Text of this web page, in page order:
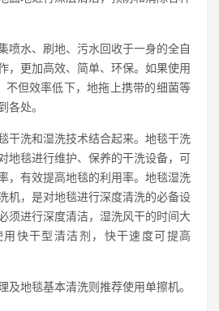
喷水、刷地、污水回收于一身的全自
，更加高效、简单、环保。如果使用
不但效率低下，地拖上携带的细菌等
各处。
干洗和湿洗技术结合起来。地毯干洗
地毯进行维护、保养的干洗设备，可
，有效提高地毯的利用率。地毯湿洗
机，是对地毯进行深度清洗的必备设
须进行深度清洁，湿洗风干的时间大
快干型清洁剂，快干速度可提高
及地毯基本清洗则推荐使用单擦机。